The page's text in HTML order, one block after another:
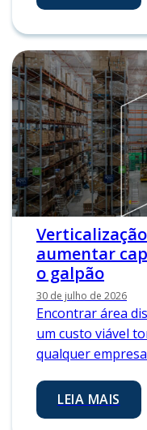
aumentar
o galpão
30 de julho de 2026
Encontrar área
um custo viável
qualquer
LEIA MAIS